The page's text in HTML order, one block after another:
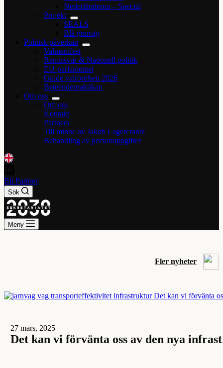
Nederländerna – Special
Projekt
SEALS
Blå genväg
Politisk påverkan
Valmanifest
Remissvar & Nationell politik
EU-parlamentet
Guide valrörelsen 2026
Beteendepraktikan
Om oss
Om oss
Kontakt
Partners
Till minne av Jakob Lagercrantz
Behandling av personuppgifter
Bli Partner
Sök
Meny
Fler nyheter
27 mars, 2025
Det kan vi förvänta oss av den nya